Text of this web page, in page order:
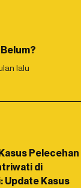
lalu
Pelecehan
di
Update Kasus